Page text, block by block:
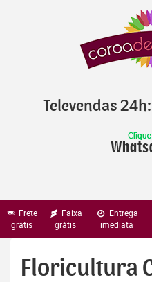
Televendas 24h:
Frete
grátis
Faixa
grátis
Entrega
imediata
Floricultura